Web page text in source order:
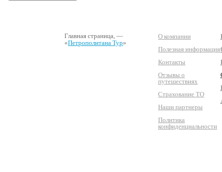
Главная страница, —
«Петрополитана Тур»
О компании
Полезная информация
Контакты
Отзывы о
путешествиях
Страхование ТО
Наши партнеры
Политика
конфиденциальности